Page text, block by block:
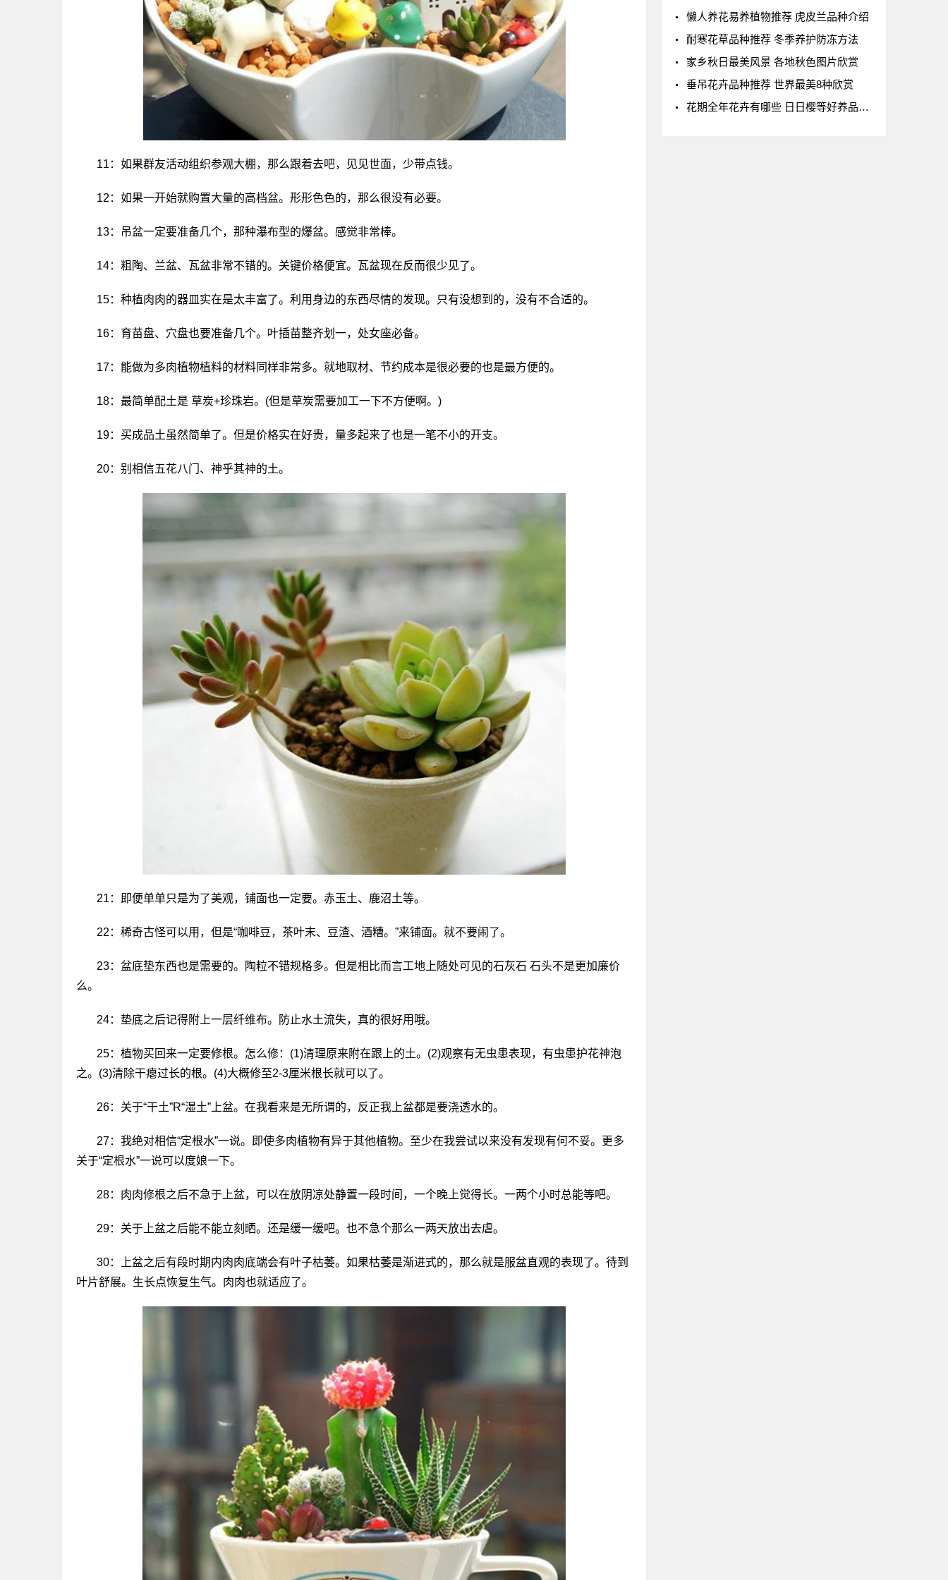
11：如果群友活动组织参观大棚，那么跟着去吧，见见世面，少带点钱。
12：如果一开始就购置大量的高档盆。形形色色的，那么很没有必要。
13：吊盆一定要准备几个，那种瀑布型的爆盆。感觉非常棒。
14：粗陶、兰盆、瓦盆非常不错的。关键价格便宜。瓦盆现在反而很少见了。
15：种植肉肉的器皿实在是太丰富了。利用身边的东西尽情的发现。只有没想到的，没有不合适的。
16：育苗盘、穴盘也要准备几个。叶插苗整齐划一，处女座必备。
17：能做为多肉植物植料的材料同样非常多。就地取材、节约成本是很必要的也是最方便的。
18：最简单配土是 草炭+珍珠岩。(但是草炭需要加工一下不方便啊。)
19：买成品土虽然简单了。但是价格实在好贵，量多起来了也是一笔不小的开支。
20：别相信五花八门、神乎其神的土。
21：即便单单只是为了美观，铺面也一定要。赤玉土、鹿沼土等。
22：稀奇古怪可以用，但是“咖啡豆，茶叶末、豆渣、酒糟。”来铺面。就不要闹了。
23：盆底垫东西也是需要的。陶粒不错规格多。但是相比而言工地上随处可见的石灰石 石头不是更加廉价
么。
24：垫底之后记得附上一层纤维布。防止水土流失，真的很好用哦。
25：植物买回来一定要修根。怎么修：(1)清理原来附在跟上的土。(2)观察有无虫患表现，有虫患护花神泡
之。(3)清除干瘪过长的根。(4)大概修至2-3厘米根长就可以了。
26：关于“干土”R“湿土”上盆。在我看来是无所谓的，反正我上盆都是要浇透水的。
27：我绝对相信“定根水”一说。即使多肉植物有异于其他植物。至少在我尝试以来没有发现有何不妥。更多
关于“定根水”一说可以度娘一下。
28：肉肉修根之后不急于上盆，可以在放阴凉处静置一段时间，一个晚上觉得长。一两个小时总能等吧。
29：关于上盆之后能不能立刻晒。还是缓一缓吧。也不急个那么一两天放出去虐。
30：上盆之后有段时期内肉肉底端会有叶子枯萎。如果枯萎是渐进式的，那么就是服盆直观的表现了。待到
叶片舒展。生长点恢复生气。肉肉也就适应了。
懒人养花易养植物推荐 虎皮兰品种介绍
耐寒花草品种推荐 冬季养护防冻方法
家乡秋日最美风景 各地秋色图片欣赏
垂吊花卉品种推荐 世界最美8种欣赏
花期全年花卉有哪些 日日樱等好养品种推荐